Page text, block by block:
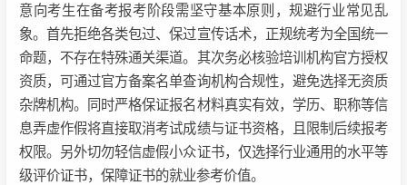
意向考生在备考报考阶段需坚守基本原则，规避行业常见乱
象。首先拒绝各类包过、保过宣传话术，正规统考为全国统一
命题，不存在特殊通关渠道。其次务必核验培训机构官方授权
资质，可通过官方备案名单查询机构合规性，避免选择无资质
杂牌机构。同时严格保证报名材料真实有效，学历、职称等信
息弄虚作假将直接取消考试成绩与证书资格，且限制后续报考
权限。另外切勿轻信虚假小众证书，仅选择行业通用的水平等
级评价证书，保障证书的就业参考价值。